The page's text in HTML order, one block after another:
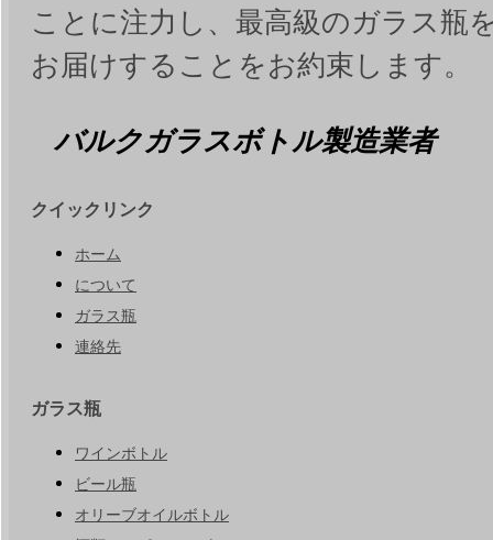
ことに注力し、最高級のガラス瓶
お届けすることをお約束します。
バルクガラスボトル製造業者
クイックリンク
ホーム
について
ガラス瓶
連絡先
ガラス瓶
ワインボトル
ビール瓶
オリーブオイルボトル